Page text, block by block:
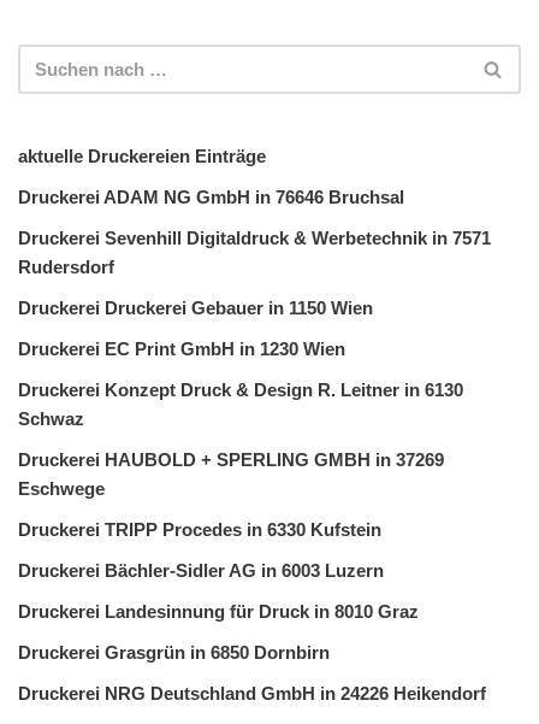
aktuelle Druckereien Einträge
Druckerei ADAM NG GmbH in 76646 Bruchsal
Druckerei Sevenhill Digitaldruck & Werbetechnik in 7571
Rudersdorf
Druckerei Druckerei Gebauer in 1150 Wien
Druckerei EC Print GmbH in 1230 Wien
Druckerei Konzept Druck & Design R. Leitner in 6130
Schwaz
Druckerei HAUBOLD + SPERLING GMBH in 37269
Eschwege
Druckerei TRIPP Procedes in 6330 Kufstein
Druckerei Bächler-Sidler AG in 6003 Luzern
Druckerei Landesinnung für Druck in 8010 Graz
Druckerei Grasgrün in 6850 Dornbirn
Druckerei NRG Deutschland GmbH in 24226 Heikendorf